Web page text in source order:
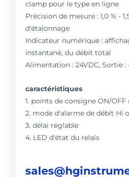
clamp pour le type en ligne
Précision de mesure : 1,0 % -
d'étalonnage
Indicateur numérique :
instantané, du débit total
Alimentation : 24VDC, Sortie :
caractéristiques
1. points de consigne ON/OFF
2. mode d'alarme de débit Hi
3. délai réglable
4. LED d'état du relais